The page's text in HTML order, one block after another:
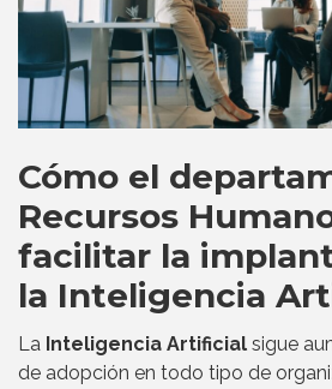
Cómo el
Recursos
facilitar la
la Inteligencia
La Inteligencia Artificial sigue
de adopción en todo tipo de